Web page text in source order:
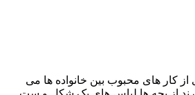
کار های محبوب بین خانواده ها می